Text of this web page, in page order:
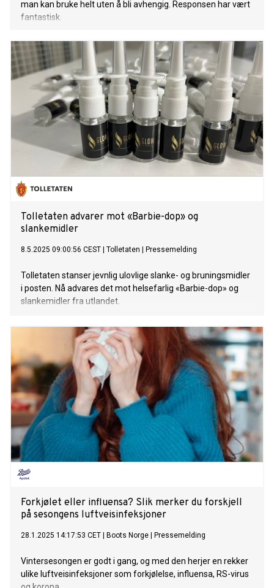
man kan bruke helt uten å bli avhengig. Responsen har vært
fantastisk.
Tolletaten advarer mot «Barbie-dop» og
slankemidler
8.5.2025 09:00:56 CEST Tolletaten Pressemelding
Tolletaten stanser jevnlig ulovlige slanke- og bruningsmidler
i posten. Nå advares det mot helsefarlig «Barbie-dop» og
slankemidler fra utlandet.
Forkjølet eller influensa? Slik merker du forskjell
på sesongens luftveisinfeksjoner
28.1.2025 14:17:53 CET Boots Norge Pressemelding
Vintersesongen er godt i gang, og med den herjer en rekker
ulike luftveisinfeksjoner som forkjølelse, influensa, RS-virus